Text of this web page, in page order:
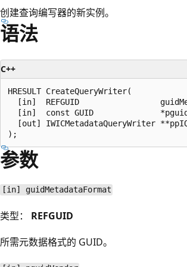
创建查询编写器的新实例。
语法
C++
HRESULT CreateQueryWriter(
[in]  REFGUID
[in]  const GUID
[out] IWICMetadataQueryWriter
参数
[in] guidMetadataFormat
类型： REFGUID
所需元数据格式的 GUID。